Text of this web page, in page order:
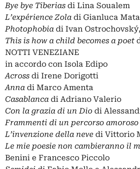
Bye bye Tiberias di Lina Soualem
L’expérience Zola di Gianluca
Photophobia di Ivan
This is how a child becomes a poet
NOTTI VENEZIANE
in accordo con Isola Edipo
Across di Irene Dorigotti
Anna di Marco Amenta
Casablanca di Adriano Valerio
Con la grazia di un Dio di
Frammenti di un percorso amoroso
L’invenzione della neve di Vittorio
Le mie poesie non cambieranno il
Benini e Francesco Piccolo